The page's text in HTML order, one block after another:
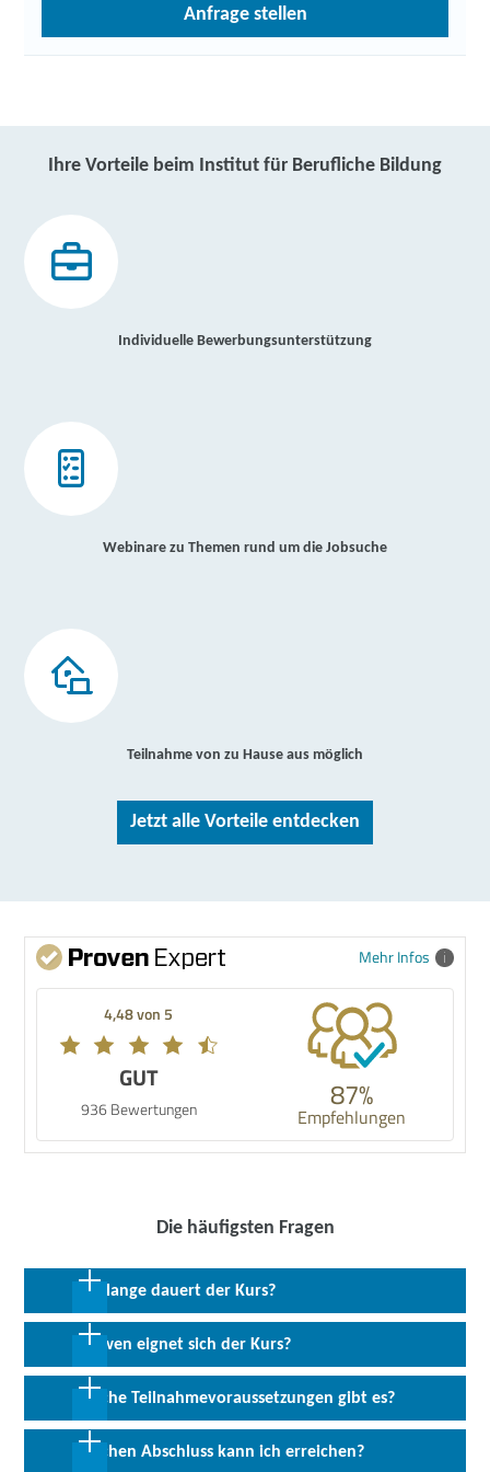
Anfrage stellen
Ihre Vorteile beim Institut für Berufliche Bildung
Individuelle Bewerbungsunterstützung
Webinare zu Themen rund um die Jobsuche
Teilnahme von zu Hause aus möglich
Jetzt alle Vorteile entdecken
Mehr Infos
4,48 von 5
GUT
936 Bewertungen 87%
Empfehlungen
Die häufigsten Fragen
Wie lange dauert der Kurs?
36 Wochen in Vollzeit
Für wen eignet sich der Kurs?
Für alle Interessierten, welche über eine Prüfungszulassung der
IHK verfügen und Ihren Berufsabschluss nachholen möchten.
Welche Teilnahmevoraussetzungen gibt es?
Für die Zulassung zur Prüfung bei der Kammer ist der Nachweis
Welchen Abschluss kann ich erreichen?